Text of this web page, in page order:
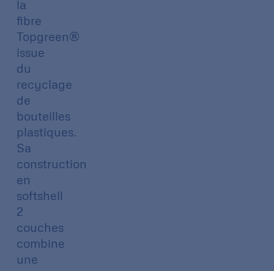
la
fibre
Topgreen®
issue
du
recyclage
de
bouteilles
plastiques.
Sa
construction
en
softshell
2
couches
combine
une